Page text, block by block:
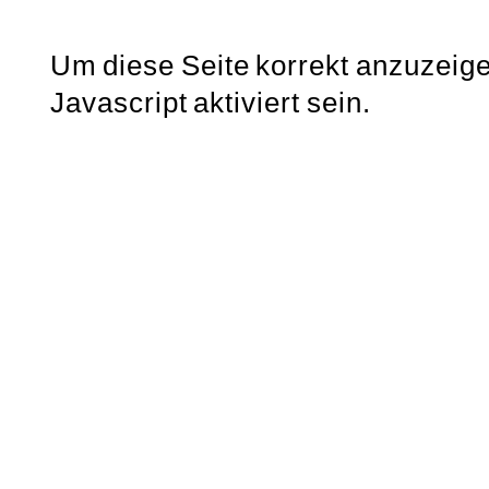
Um diese Seite korrekt
Javascript aktiviert sein.